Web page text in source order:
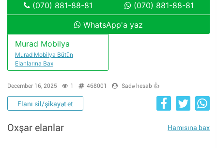
(070) 881-88-81
(070) 881-88-81
WhatsApp'a yaz
Murad Mobilya
Murad Mobilya Bütün
Elanlarına Bax
December 16, 2025 1 468001 Sadə hesab 👍
Elanı sil/şikayət et
Oxşar elanlar Hamısına bax